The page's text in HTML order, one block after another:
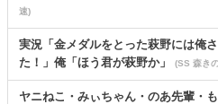
速)
実況「金メダルをとった萩野には俺
た！」俺「ほう君が萩野か」
(SS 森き
ヤニねこ・みぃちゃん・のあ先輩・